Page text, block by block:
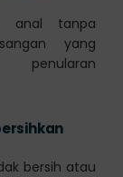
anal tanpa
yang
penularan
bersih atau